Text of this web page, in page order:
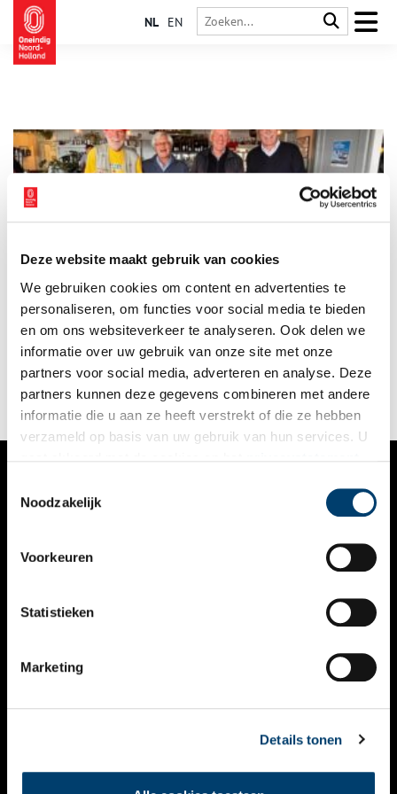
Deze website maakt gebruik van cookies
We gebruiken cookies om content en advertenties te
personaliseren, om functies voor social media te bieden
en om ons websiteverkeer te analyseren. Ook delen we
informatie over uw gebruik van onze site met onze
partners voor social media, adverteren en analyse. Deze
partners kunnen deze gegevens combineren met andere
informatie die u aan ze heeft verstrekt of die ze hebben
verzameld op basis van uw gebruik van hun services. U
Noodzakelijk
Voorkeuren
Statistieken
Marketing
Details tonen
NL EN
Het redden van het voormalige forteiland Pampus, dat 3,5
kilometer noordelijk van Muiden ligt, is niet vanzelf gegaan, zo
blijkt uit het pas verschenen boek ‘Pampus Pioniers’ met als
ondertitel ‘Zij die het forteiland van de ondergang hebben
gered’.
VERHALEN
KALENDER
THEMA’S
VIDEO’S
CONTACT